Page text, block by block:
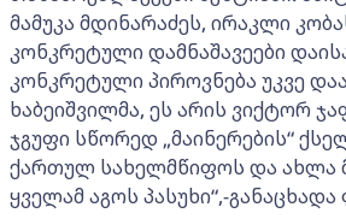
მამუკა მდინარაძეს, ირაკლი
კონკრეტული დამნაშავეები
კონკრეტული პიროვნება უკვე
ხაბეიშვილმა, ეს არის ვიქტორ
ჯგუფი სწორედ „მაინერების“
ქართულ სახელმწიფოს და ახლა
ყველამ აგოს პასუხი“,-